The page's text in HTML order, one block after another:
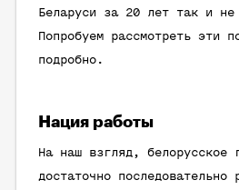
Беларуси за 20 лет так и не
Попробуем рассмотреть эти
подробно.
Нация работы
На наш взгляд, белорусское
достаточно последовательно